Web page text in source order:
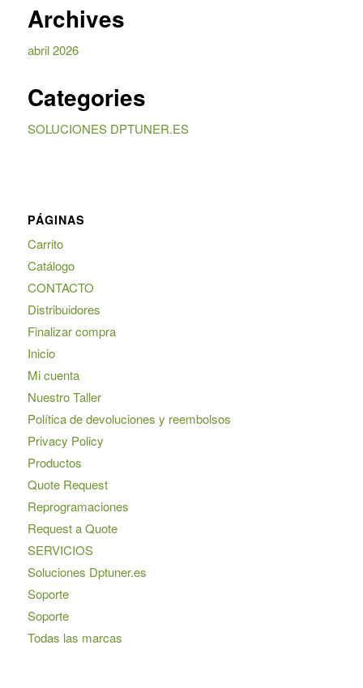
Archives
abril 2026
Categories
SOLUCIONES DPTUNER.ES
PÁGINAS
Carrito
Catálogo
CONTACTO
Distribuidores
Finalizar compra
Inicio
Mi cuenta
Nuestro Taller
Política de devoluciones y reembolsos
Privacy Policy
Productos
Quote Request
Reprogramaciones
Request a Quote
SERVICIOS
Soluciones Dptuner.es
Soporte
Soporte
Todas las marcas